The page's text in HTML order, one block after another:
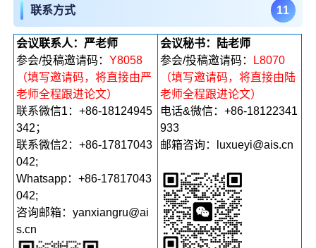
联系方式 11
会议联系人：严老师
参会/投稿邀请码： Y8058
（填写邀请码，将直接由严
老师全程跟进论文）
联系微信1：+86-18124945
342；
联系微信2：+86-17817043
042;
Whatsapp：+86-17817043
042;
咨询邮箱：yanxiangru@ai
s.cn
会议秘书：陆老师
参会/投稿邀请码：
L8070
（填写邀请码，将直接由陆
老师全程跟进论文）
电话&微信：+86-18122341
933
邮箱咨询：luxueyi@ais.cn